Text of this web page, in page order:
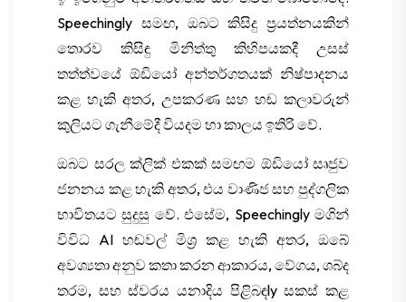
Speechingly සමඟ, ඔබට කිසිදු ප්‍රයත්නයකින්
තොරව කිසිඳු මිනිත්තු කිහිපයකදී උසස්
තත්ත්වයේ ඕඩියෝ අන්තර්ගතයක් නිෂ්පාදනය
කළ හැකි අතර, උපකරණ සහ හඬ කලාවරුන්
කුලියට ගැනීමේදී වියදම හා කාලය ඉතිරි වේ.
ඔබට සරල ක්ලික් එකක් සමඟම ඕඩියෝ සෘජුව
ජනනය කළ හැකි අතර, එය වාණිජ සහ පුද්ගලික
භාවිතයට සුදුසු වේ. එසේම, Speechingly මගින්
විවිධ AI හඬවල් මිශ්‍ර කළ හැකි අතර, ඔබේ
අවශ්‍යතා අනුව කතා කරන ආකාරය, වේගය, ශබ්ද
තරම, සහ ස්වරය යනාදිය පිළිබඳly සකස් කළ